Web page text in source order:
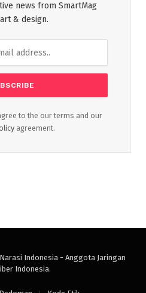
news from SmartMag
& design.
to the our terms and our
agreement.
Indonesia - Anggota Jaringan
Indonesia.